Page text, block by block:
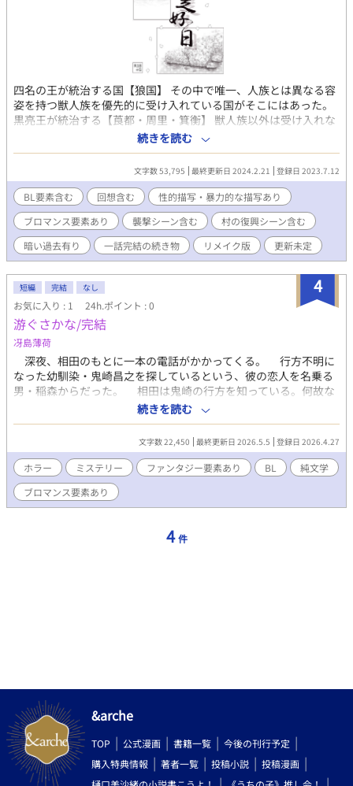
四名の王が統治する国【狼国】 その中で唯一、人族とは異なる容
姿を持つ獣人族を優先的に受け入れている国がそこにはあった。
黒亮王が統治する【莨都・周里・箕衡】 獣人族以外は受け入れな
いと言われていた国で、ただひたすらに土を掘り続け、民と共に
過ごす昂遠と遠雷。 何故、昂遠はこの国に住もうと決めたのか？
それにはちょっとした理由があった。 これは、この国に住む彼ら
の、慌しく過ぎていく日常の物語である。 以前書いた『残月記』
の短編【とある釣りの話】に新たに設定を追加して書き直してみ
ました。 作中には、BL・ブロマンスの要素の他に、暴力的な描
写・村の襲撃シーンが含まれております。 タグと注意書きを見て
やって頂けるとありがたいです。 よろしくお願いします。
続きを読む
文字数 53,795 最終更新日 2024.2.21 登録日 2023.7.12
BL要素含む 回想含む
性的描写・暴力的な描写あり
ブロマンス要素あり
襲撃シーン含む
村の復興シーン含む
暗い過去有り
一話完結の続き物 リメイク版 更新未定
4
短編 完結 なし
お気に入り : 1 24h.ポイント : 0
游ぐさかな/完結
冴島薄荷
深夜、相田のもとに一本の電話がかかってくる。 行方不明に
なった幼馴染・鬼崎昌之を探しているという、彼の恋人を名乗る
男・稲森からだった。 相田は鬼崎の行方を知っている。何故な
ら鬼崎はあの日、相田の目の前で一匹の金色の魚に変化したのだ
から。 たった一人の男のために、秘密を暴く男と守りたい男に
よる攻防が繰り広げられる話である。
続きを読む
文字数 22,450 最終更新日 2026.5.5 登録日 2026.4.27
ホラー ミステリー ファンタジー要素あり BL
純文学
ブロマンス要素あり
4 件
&arche
TOP 公式漫画 書籍一覧
今後の刊行予定
購入特典情報
著者一覧 投稿小説
投稿漫画